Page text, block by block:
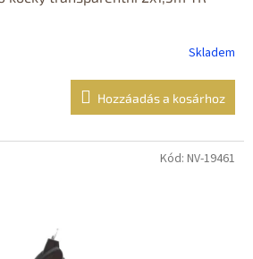
Skladem
Hozzáadás a kosárhoz
Kód: NV-19461